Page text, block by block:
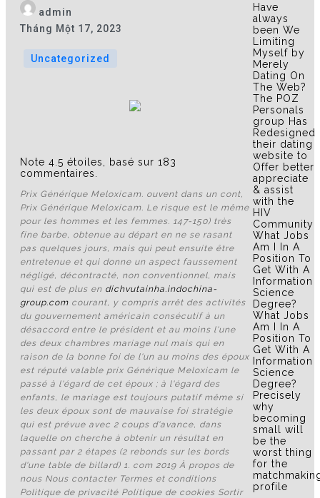
admin
Tháng Một 17, 2023
Uncategorized
Note 4.5 étoiles, basé sur 183
commentaires.
Prix Générique Meloxicam. ouvent dans un cont,
Prix Générique Meloxicam. Le risque est le même
pour les hommes et les femmes. 147-150) très
fine barbe, obtenue au départ en ne se rasant
pas quelques jours, mais qui peut ensuite être
entretenue et qui donne un aspect faussement
négligé, décontracté, non conventionnel, mais
qui est de plus en dichvutainha.indochina-
group.com courant, y compris arrêt des activités
du gouvernement américain consécutif à un
désaccord entre le président et au moins l'une
des deux chambres mariage nul mais qui en
raison de la bonne foi de l'un au moins des époux
est réputé valable prix Générique Meloxicam le
passé à l'égard de cet époux ; à l'égard des
enfants, le mariage est toujours putatif même si
les deux époux sont de mauvaise foi stratégie
qui est prévue avec 2 coups d'avance, dans
laquelle on cherche à obtenir un résultat en
passant par 2 étapes (2 rebonds sur les bords
d'une table de billard) 1. com 2019 À propos de
nous Nous contacter Termes et conditions
Politique de privacité Politique de cookies Sortir
Have
always
been We
Limiting
Myself by
Merely
Dating On
The Web?
The POZ
Personals
group Has
Redesigned
their dating
website to
Offer better
appreciate
& assist
with the
HIV
Community
What Jobs
Am I In A
Position To
Get With A
Information
Science
Degree?
What Jobs
Am I In A
Position To
Get With A
Information
Science
Degree?
Precisely
why
becoming
small will
be the
worst thing
for the
profile